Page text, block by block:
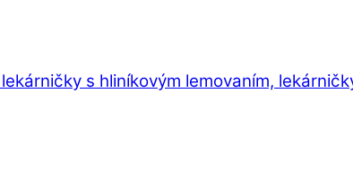
s hliníkovým lemovaním,